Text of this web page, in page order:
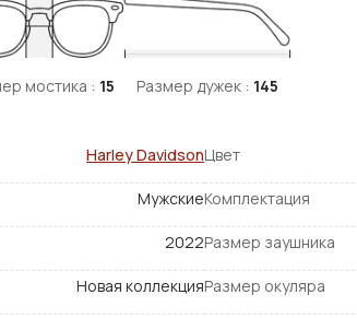
мостика : 15 Размер дужек : 145
Harley Davidson
Мужские
2022
Новая коллекция
Цвет
Комплектация
Размер заушника
Размер окуляра